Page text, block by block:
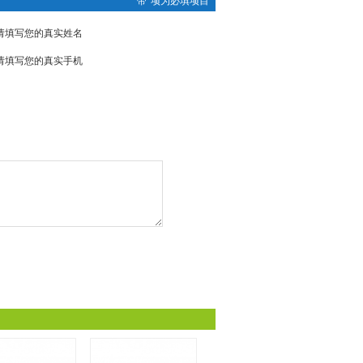
填写您的真实姓名
填写您的真实手机